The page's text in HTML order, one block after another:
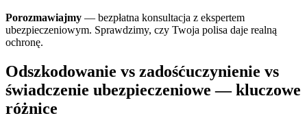
Porozmawiajmy — bezpłatna konsultacja z ekspertem
ubezpieczeniowym. Sprawdzimy, czy Twoja polisa daje realną
ochronę.
Odszkodowanie vs zadośćuczynienie vs
świadczenie ubezpieczeniowe — kluczowe
różnice